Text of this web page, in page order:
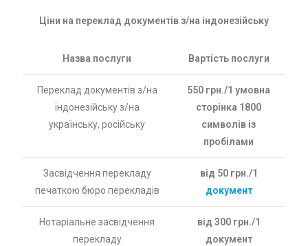
Ціни на переклад документів з/на індонезійську
Назва послуги Вартість послуги
Переклад документів з/на
індонезійську з/на
українську, російську
550 грн./1 умовна
сторінка 1800
символів із
пробілами
Засвідчення перекладу
печаткою бюро перекладів
від 50 грн./1
документ
Нотаріальне засвідчення
перекладу
від 300 грн./1
документ